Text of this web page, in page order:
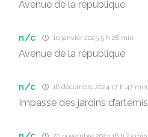
Avenue de la république
n/c 10 janvier 2025 5 h 28 min
Avenue de la république
n/c 16 décembre 2024 17 h 47 min
Impasse des jardins d’artemis